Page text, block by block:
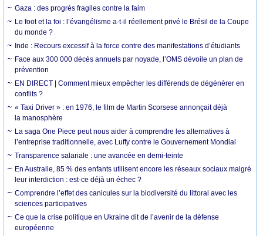
Gaza : des progrès fragiles contre la faim
Le foot et la foi : l’évangélisme a-t-il réellement privé le Brésil de la Coupe
du monde ?
Inde : Recours excessif à la force contre des manifestations d’étudiants
Face aux 300 000 décès annuels par noyade, l’OMS dévoile un plan de
prévention
EN DIRECT | Comment mieux empêcher les différends de dégénérer en
conflits ?
« Taxi Driver » : en 1976, le film de Martin Scorsese annonçait déjà
la manosphère
La saga One Piece peut nous aider à comprendre les alternatives à
l’entreprise traditionnelle, avec Luffy contre le Gouvernement Mondial
Transparence salariale : une avancée en demi-teinte
En Australie, 85 % des enfants utilisent encore les réseaux sociaux malgré
leur interdiction : est-ce déjà un échec ?
Comprendre l’effet des canicules sur la biodiversité du littoral avec les
sciences participatives
Ce que la crise politique en Ukraine dit de l’avenir de la défense
européenne